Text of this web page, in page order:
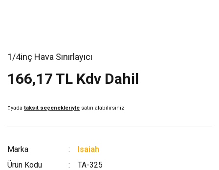
1/4inç Hava Sınırlayıcı
166,17 TL Kdv Dahil
yada taksit seçenekleriyle satın alabilirsiniz
Marka
Isaiah
Ürün Kodu
TA-325